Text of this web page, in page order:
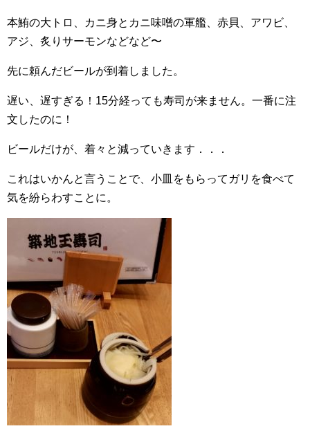
本鮪の大トロ、カニ身とカニ味噌の軍艦、赤貝、アワビ、
アジ、炙りサーモンなどなど〜
先に頼んだビールが到着しました。
遅い、遅すぎる！15分経っても寿司が来ません。一番に注
文したのに！
ビールだけが、着々と減っていきます．．．
これはいかんと言うことで、小皿をもらってガリを食べて
気を紛らわすことに。